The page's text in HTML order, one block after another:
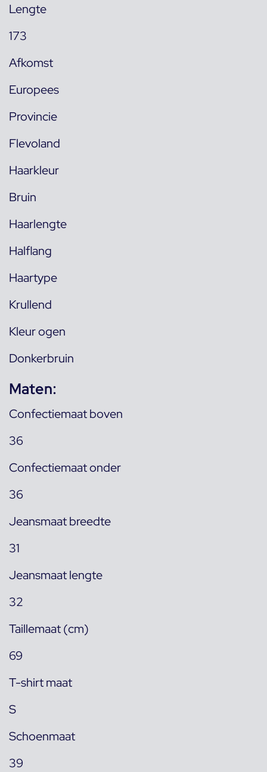
Lengte
173
Afkomst
Europees
Provincie
Flevoland
Haarkleur
Bruin
Haarlengte
Halflang
Haartype
Krullend
Kleur ogen
Donkerbruin
Maten:
Confectiemaat boven
36
Confectiemaat onder
36
Jeansmaat breedte
31
Jeansmaat lengte
32
Taillemaat (cm)
69
T-shirt maat
S
Schoenmaat
39